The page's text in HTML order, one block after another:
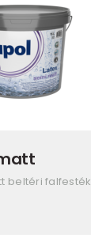
beltéri falfesték